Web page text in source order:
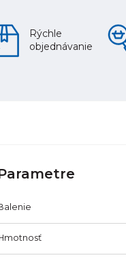
Rýchle
objednávanie